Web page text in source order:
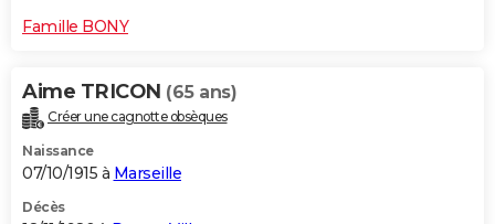
Famille BONY
Aime TRICON (65 ans)
Créer une cagnotte obsèques
Naissance
07/10/1915 à Marseille
Décès